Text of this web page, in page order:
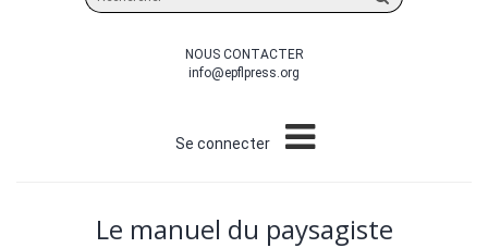
sur
site
NOUS CONTACTER
info@epflpress.org
Se connecter
Le manuel du paysagiste